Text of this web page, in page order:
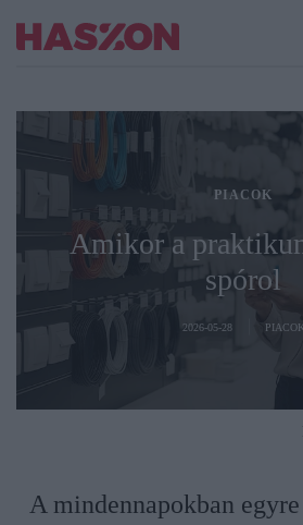
PIACOK
Amikor a
spórol
2026-05-28 PIACOK
A mindennapokban